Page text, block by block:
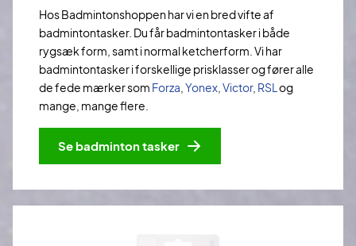
Hos Badmintonshoppen har vi en bred vifte af
badmintontasker. Du får badmintontasker i både
rygsæk form, samt i normal ketcherform. Vi har
badmintontasker i forskellige prisklasser og fører alle
de fede mærker som Forza ,Yonex ,Victor, RSL og
mange, mange flere.
Se badminton tasker